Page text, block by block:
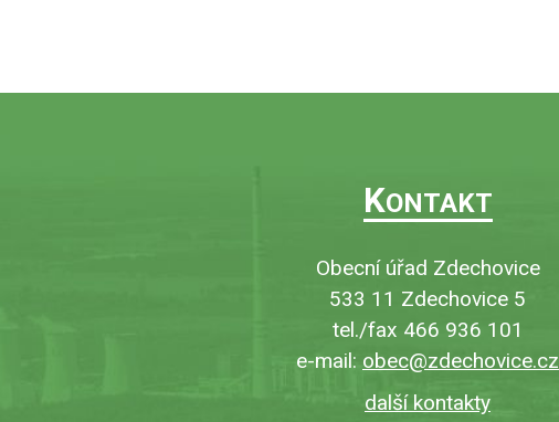
KONTAKT
Obecní úřad Zdechovice
533 11 Zdechovice 5
tel./fax 466 936 101
e-mail: obec@zdechovice.cz
další kontakty